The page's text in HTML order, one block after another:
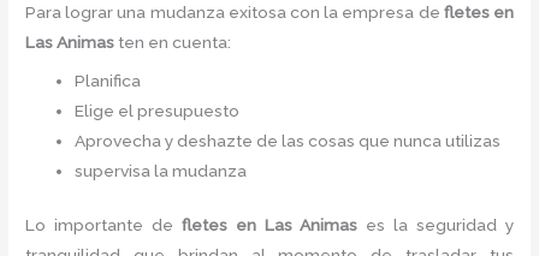
Para lograr una mudanza exitosa con la empresa de fletesen
Las Animas ten en cuenta:
Planifica
Elige el presupuesto
Aprovecha y deshazte de las cosas que nunca utilizas
supervisa la mudanza
Lo importante de fletesen Las Animas es la seguridad y